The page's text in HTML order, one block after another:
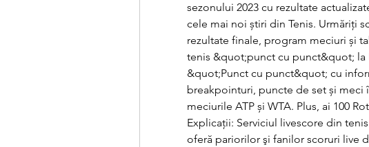
sezonului 2023 cu rezultate
cele mai noi știri din Tenis. Urmăriți
rezultate finale, program meciuri și
tenis &quot;punct cu punct&quot;
&quot;Punct cu punct&quot; cu
breakpointuri, puncte de set și
meciurile ATP și WTA. Plus, ai 100
Explicaţii: Serviciul livescore din
oferă pariorilor şi fanilor scoruri live